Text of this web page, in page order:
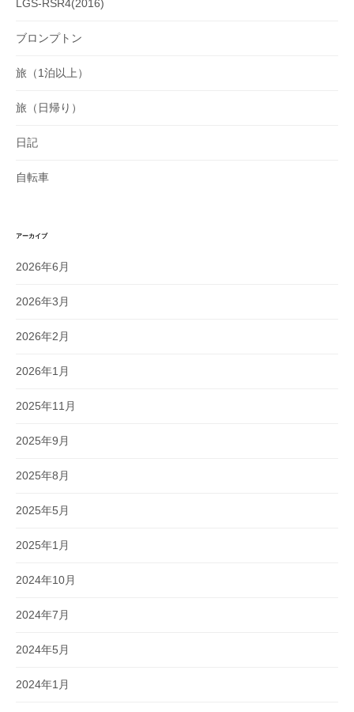
LGS-RSR4(2016)
ブロンプトン
旅（1泊以上）
旅（日帰り）
日記
自転車
アーカイブ
2026年6月
2026年3月
2026年2月
2026年1月
2025年11月
2025年9月
2025年8月
2025年5月
2025年1月
2024年10月
2024年7月
2024年5月
2024年1月